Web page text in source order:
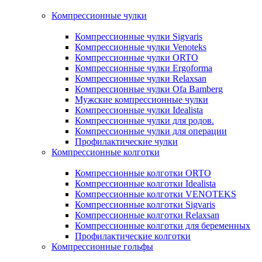
Компрессионные чулки
Компрессионные чулки Sigvaris
Компрессионные чулки Venoteks
Компрессионные чулки ORTO
Компрессионные чулки Ergoforma
Компрессионные чулки Relaxsan
Компрессионные чулки Ofa Bamberg
Мужские компрессионные чулки
Компрессионные чулки Idealista
Компрессионные чулки для родов.
Компрессионные чулки для операции
Профилактические чулки
Компрессионные колготки
Компрессионные колготки ORTO
Компрессионные колготки Idealista
Компрессионные колготки VENOTEKS
Компрессионные колготки Sigvaris
Компрессионные колготки Relaxsan
Компрессионные колготки для беременных
Профилактические колготки
Компрессионные гольфы